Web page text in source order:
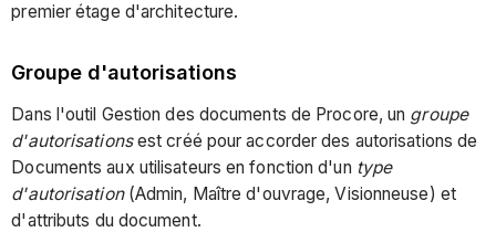
premier étage d'architecture.
Groupe d'autorisations
Dans l'outil Gestion des documents de Procore, un groupe
d'autorisationsest créé pour accorder des autorisations de
Documents aux utilisateurs en fonction d'un type
d'autorisation(Admin, Maître d'ouvrage, Visionneuse) et
d'attributs du document.